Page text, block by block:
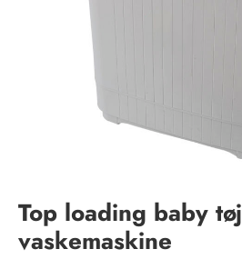
Top loading baby tøj
vaskemaskine